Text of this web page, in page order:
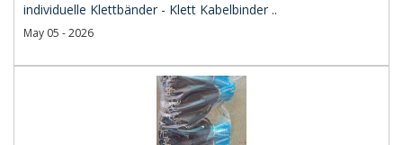
individuelle Klettbänder - Klett Kabelbinder ..
May 05 - 2026